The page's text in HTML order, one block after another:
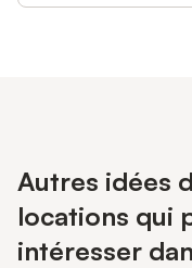
Autres idées
locations qui
intéresser